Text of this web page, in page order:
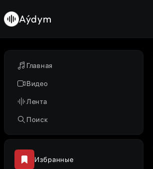
Главная
Видео
Лента
Поиск
Избранные
Aýdym